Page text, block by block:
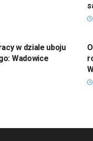
w dziale uboju
Wadowice